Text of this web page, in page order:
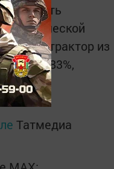
часть
171 трактор из
- 83%,
Татмедиа